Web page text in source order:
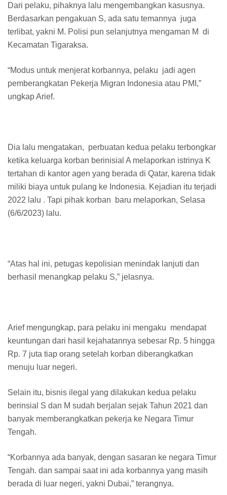
Dari pelaku, pihaknya lalu mengembangkan kasusnya.
Berdasarkan pengakuan S, ada satu temannya juga
terlibat, yakni M. Polisi pun selanjutnya mengaman M di
Kecamatan Tigaraksa.
“Modus untuk menjerat korbannya, pelaku jadi agen
pemberangkatan Pekerja Migran Indonesia atau PMI,”
ungkap Arief.
Dia lalu mengatakan, perbuatan kedua pelaku terbongkar
ketika keluarga korban berinisial A melaporkan istrinya K
tertahan di kantor agen yang berada di Qatar, karena tidak
miliki biaya untuk pulang ke Indonesia. Kejadian itu terjadi
2022 lalu . Tapi pihak korban baru melaporkan, Selasa
(6/6/2023) lalu.
“Atas hal ini, petugas kepolisian menindak lanjuti dan
berhasil menangkap pelaku S,” jelasnya.
Arief mengungkap, para pelaku ini mengaku mendapat
keuntungan dari hasil kejahatannya sebesar Rp. 5 hingga
Rp. 7 juta tiap orang setelah korban diberangkatkan
menuju luar negeri.
Selain itu, bisnis ilegal yang dilakukan kedua pelaku
berinsial S dan M sudah berjalan sejak Tahun 2021 dan
banyak memberangkatkan pekerja ke Negara Timur
Tengah.
“Korbannya ada banyak, dengan sasaran ke negara Timur
Tengah. dan sampai saat ini ada korbannya yang masih
berada di luar negeri, yakni Dubai,” terangnya.